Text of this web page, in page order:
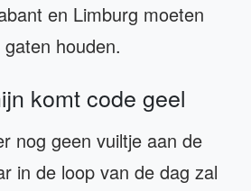
en Limburg moeten
houden.
komt code geel
nog geen vuiltje aan de
in de loop van de dag zal